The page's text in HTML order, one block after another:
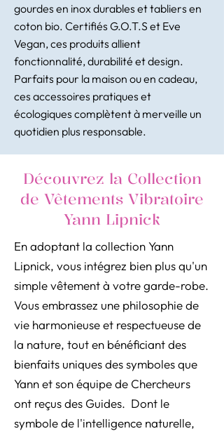
gourdes en inox durables et tabliers en
coton bio. Certifiés G.O.T.S et Eve
Vegan, ces produits allient
fonctionnalité, durabilité et design.
Parfaits pour la maison ou en cadeau,
ces accessoires pratiques et
écologiques complètent à merveille un
quotidien plus responsable.
Découvrez la Collection
de Vêtements Vibratoire
Yann Lipnick
En adoptant la collection Yann
Lipnick, vous intégrez bien plus qu'un
simple vêtement à votre garde-robe.
Vous embrassez une philosophie de
vie harmonieuse et respectueuse de
la nature, tout en bénéficiant des
bienfaits uniques des symboles que
Yann et son équipe de Chercheurs
ont reçus des Guides. Dont le
symbole de l'intelligence naturelle,